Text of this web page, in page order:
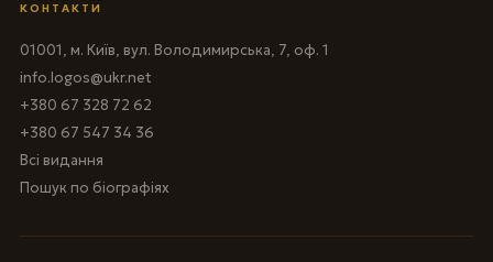
КОНТАКТИ
01001, м. Київ, вул. Володимирська, 7, оф. 1
info.logos@ukr.net
+380 67 328 72 62
+380 67 547 34 36
Всі видання
Пошук по біографіях